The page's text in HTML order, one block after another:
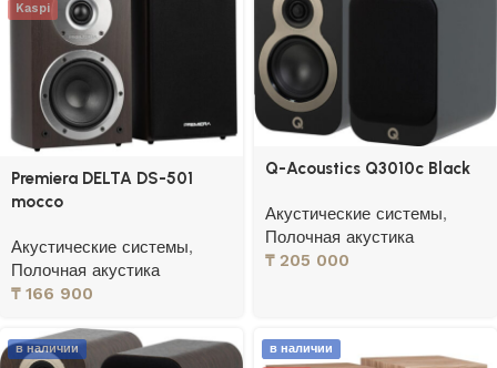
Kaspi
Premiera DELTA DS-501
mocco
Акустические системы,
Полочная акустика
₸166 900
Q-Acoustics Q3010c Black
Акустические системы,
Полочная акустика
₸205 000
в наличии в наличии